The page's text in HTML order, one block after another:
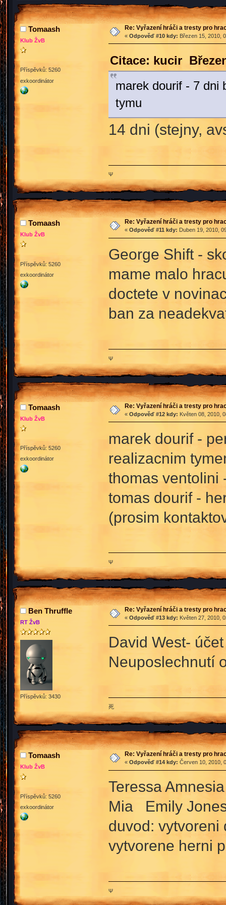
Tomaash
Klub ŽvB
Příspěvků: 5260
exkoordinátor
Re: Vyřazení hráči a tresty pro
« Odpověď #10 kdy: Březen 15, 2010,
Citace: kucir
marek dourif - 7 dni
tymu
14 dni (stejny,
Ψ
Tomaash
Klub ŽvB
Příspěvků: 5260
exkoordinátor
Re: Vyřazení hráči a tresty pro
« Odpověď #11 kdy: Duben 19, 2010,
George Shift -
mame malo
doctete v
ban za
Ψ
Tomaash
Klub ŽvB
Příspěvků: 5260
exkoordinátor
Re: Vyřazení hráči a tresty pro
« Odpověď #12 kdy: Květen 08, 2010,
marek dourif -
realizacnim
thomas ventolini
tomas dourif -
(prosim
Ψ
Ben Thruffle
RT ŽvB
Příspěvků: 3430
Re: Vyřazení hráči a tresty pro
« Odpověď #13 kdy: Květen 27, 2010,
David West-
Neuposlechnutí
死
Tomaash
Klub ŽvB
Příspěvků: 5260
exkoordinátor
Re: Vyřazení hráči a tresty pro
« Odpověď #14 kdy: Červen 10, 2010,
Teressa
Mia Emily
duvod: vytvoreni
vytvorene herni
Ψ